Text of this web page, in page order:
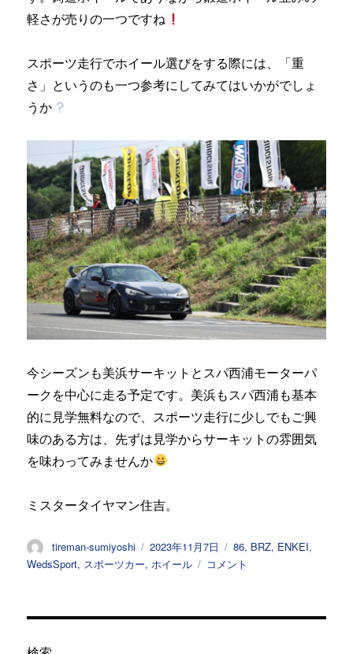
軽さが売りの一つですね
スポーツ走行でホイール選びをする際には、「重
さ」というのも一つ参考にしてみてはいかがでしょ
うか
今シーズンも美浜サーキットとスパ西浦モーターパ
ークを中心に走る予定です。美浜もスパ西浦も基本
的に見学無料なので、スポーツ走行に少しでもご興
味のある方は、先ずは見学からサーキットの雰囲気
を味わってみませんか
ミスタータイヤマン住吉。
投
稿
tireman-sumiyoshi
投
稿
2023年11月7日
カ
テ
86, BRZ, ENKEI,
WedsSport, スポーツカー,ホイール
86(ZN6)
①
コメント